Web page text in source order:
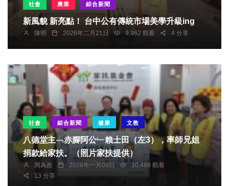
社會 農業 綜合新聞
新風貌 新亮點！ 台中公有傳統市場美學升級ing
陳明 2026年二月21日 9,962 觀看 4 分享
社會 綜合新聞 健康 文教
八德堂主﹁赤腳阿公﹂賴士田（左3），率師兄姐
捐款給家扶。（照片家扶提供）
周為政 2026年一月09日
10,488 觀看
13 分享
綜合新聞